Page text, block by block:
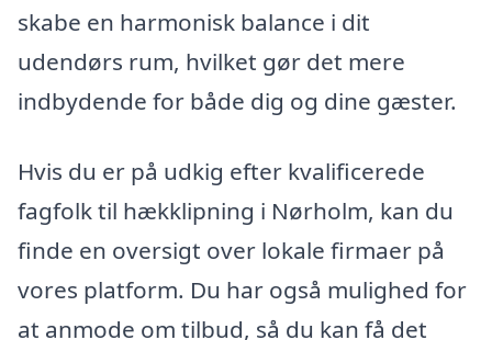
skabe en harmonisk balance i dit
udendørs rum, hvilket gør det mere
indbydende for både dig og dine gæster.
Hvis du er på udkig efter kvalificerede
fagfolk til hækklipning i Nørholm, kan du
finde en oversigt over lokale firmaer på
vores platform. Du har også mulighed for
at anmode om tilbud, så du kan få det